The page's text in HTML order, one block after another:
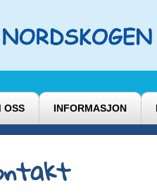
OSS INFORMASJON